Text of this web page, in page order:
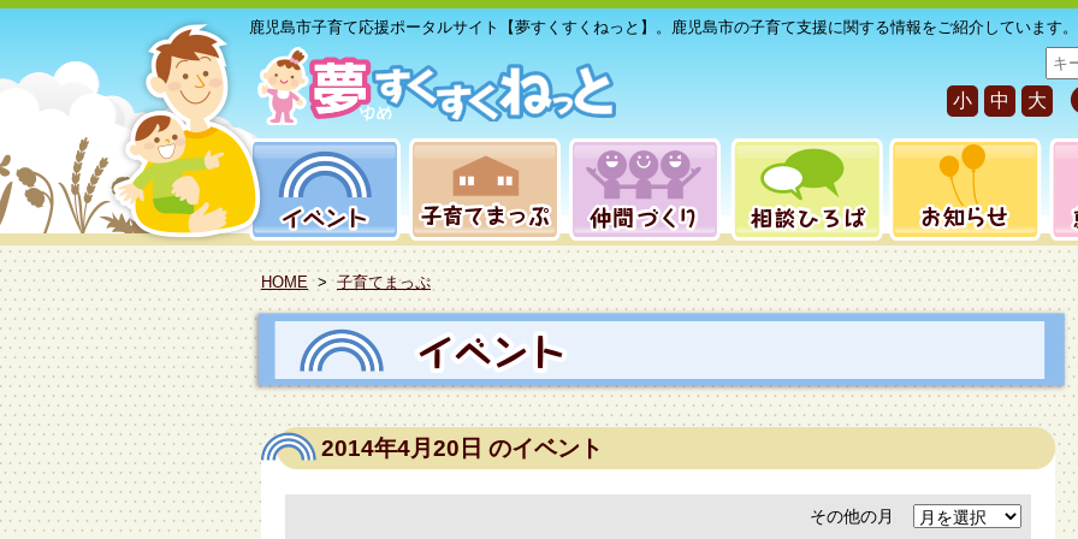
鹿児島市子育て応援ポータルサイト【夢すくすくねっと】。鹿児島市の子育て支援に関する情報をご紹介しています。
サ
イ
ト
内
小 中 大
HOME > 子育てまっぷ
2014年4月20日 のイベント
その他の月